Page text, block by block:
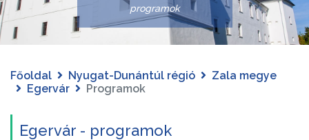
programok
Főoldal Nyugat-Dunántúl régió
Zala megye
Egervár
Programok
Egervár - programok